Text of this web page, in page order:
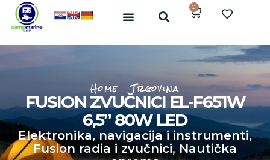
0
Home Trgovina
FUSION ZVUČNICI EL-F651W
6,5” 80W LED
Elektronika, navigacija i instrumenti,
Fusion radia i zvučnici,Nautička